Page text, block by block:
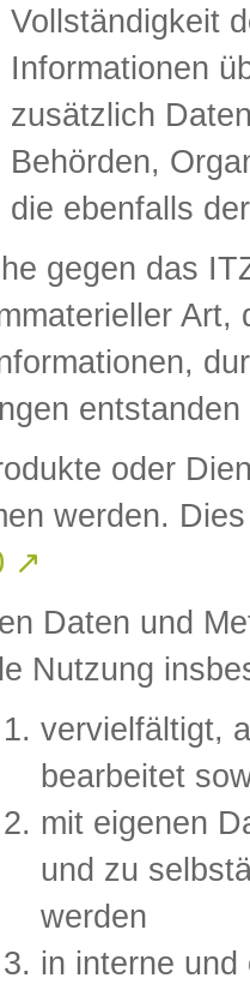
Vollständigkeit
Informationen
zusätzlich
Behörden,
die ebenfalls
gegen das
oder
werden.
↗
Daten und
Nutzung
vervielfältigt,
bearbeitet
mit eigenen
und zu
werden
in interne